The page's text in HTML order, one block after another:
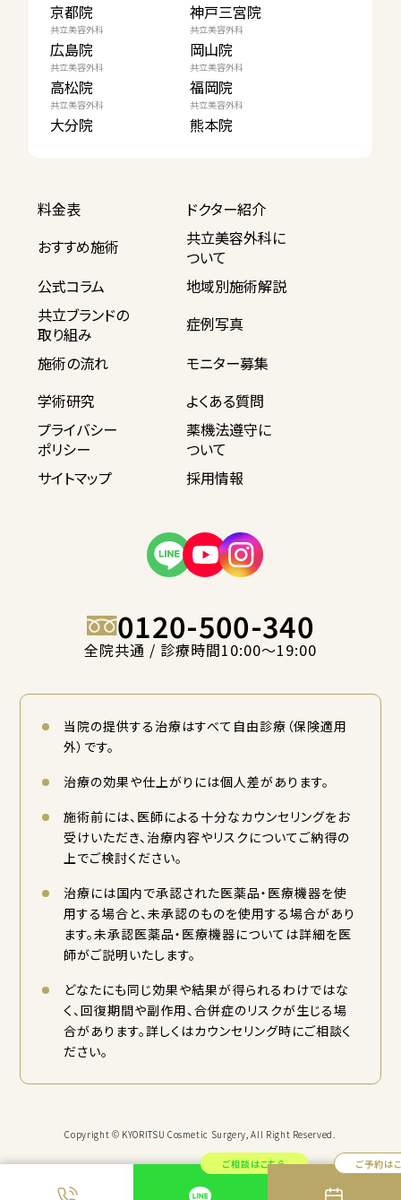
ご相談はこちら ご予約は
京都院 神戸三宮院
共立美容外科
広島院
共立美容外科
岡山院
共立美容外科
高松院
共立美容外科
福岡院
共立美容外科
大分院
共立美容外科
熊本院
料金表
ドクター紹介
おすすめ施術
共立美容外科に
ついて
公式コラム
地域別施術解説
共立ブランドの
取り組み
症例写真
施術の流れ
モニター募集
学術研究
よくある質問
プライバシー
ポリシー
薬機法遵守に
ついて
サイトマップ
採用情報
0120-500-340
全院共通 / 診療時間10:00〜19:00
当院の提供する治療はすべて自由診療（保険適用
外）です。
治療の効果や仕上がりには個人差があります。
施術前には、医師による十分なカウンセリングをお
受けいただき、治療内容やリスクについてご納得の
上でご検討ください。
治療には国内で承認された医薬品・医療機器を使
用する場合と、未承認のものを使用する場合があり
ます。未承認医薬品・医療機器については詳細を医
師がご説明いたします。
どなたにも同じ効果や結果が得られるわけではな
く、回復期間や副作用、合併症のリスクが生じる場
合があります。詳しくはカウンセリング時にご相談く
ださい。
Copyright © KYORITSU Cosmetic Surgery, All Right Reserved.